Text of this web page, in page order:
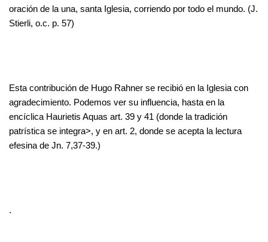
oración de la una, santa Iglesia, corriendo por todo el mundo. (J.
Stierli, o.c. p. 57)
Esta contribución de Hugo Rahner se recibió en la Iglesia con
agradecimiento. Podemos ver su influencia, hasta en la
encíclica Haurietis Aquas art. 39 y 41 (donde la tradición
patrística se integra>, y en art. 2, donde se acepta la lectura
efesina de Jn. 7,37-39.)
.